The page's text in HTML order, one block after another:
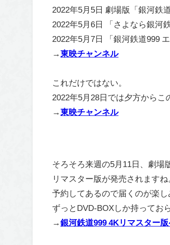
2022年5月5日 劇場版「銀河鉄道
2022年5月6日 「さよなら銀河
2022年5月7日 「銀河鉄道999
→東映チャンネル
これだけではない。
2022年5月28日では夕方からこ
→東映チャンネル
そろそろ来週の5月11日、劇場
リマスター版が発売されますね
予約してあるので届くのが楽し
ずっとDVD-BOXしか持ってお
→銀河鉄道999 4Kリマスター